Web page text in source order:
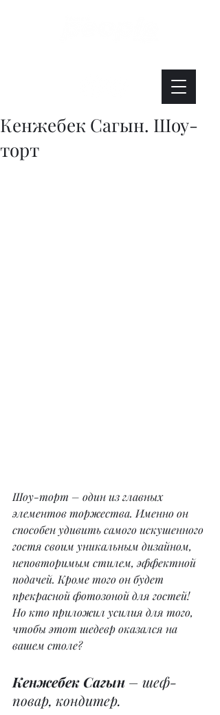
Кенжебек Сагын. Шоу-
торт
Шоу-торт – один из главных
элементов торжества. Именно он
способен удивить самого искушенного
гостя своим уникальным дизайном,
неповторимым стилем, эффектной
подачей. Кроме того он будет
прекрасной фотозоной для гостей!
Но кто приложил усилия для того,
чтобы этот шедевр оказался на
вашем столе?
Кенжебек Сагын – шеф-
повар, кондитер.